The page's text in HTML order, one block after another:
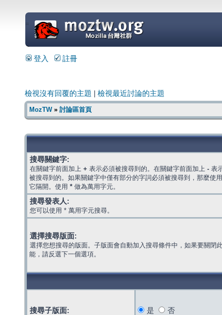
=
登入 註冊
檢視沒有回覆的主題 檢視最近討論的主題
MozTW» 討論區首頁
搜尋關鍵字:
在關鍵字前面加上 + 表示必須被搜尋到的。在關鍵字前面加上 - 表
被搜尋到的。如果關鍵字中僅有部分的字詞必須被搜尋到，那麼使
它隔開。使用 * 做為萬用字元。
搜尋發表人:
您可以使用 * 萬用字元搜尋。
選擇搜尋版面:
選擇您想搜尋的版面。子版面會自動加入搜尋條件中，如果要關閉
能，請反選下一個選項。
搜尋子版面: 是 否